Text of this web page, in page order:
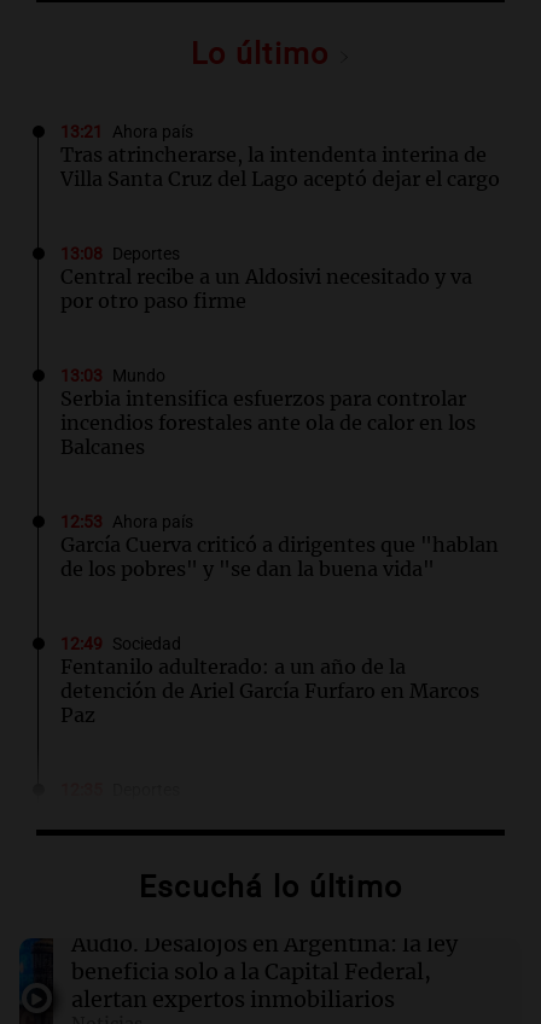
Lo último
13:21 Ahora país
Tras atrincherarse, la intendenta interina de
Villa Santa Cruz del Lago aceptó dejar el cargo
13:08 Deportes
Central recibe a un Aldosivi necesitado y va
por otro paso firme
13:03 Mundo
Serbia intensifica esfuerzos para controlar
incendios forestales ante ola de calor en los
Balcanes
12:53 Ahora país
García Cuerva criticó a dirigentes que "hablan
de los pobres" y "se dan la buena vida"
12:49 Sociedad
Fentanilo adulterado: a un año de la
detención de Ariel García Furfaro en Marcos
Paz
Alpine: "No sé por qué no ganamos"
Retiraran hasta 14 camiones de basura de una
casa en Rosario por un caso de síndrome de
Diógenes
Escuchá lo último
Audio. Desalojos en Argentina: la ley
beneficia solo a la Capital Federal,
alertan expertos inmobiliarios